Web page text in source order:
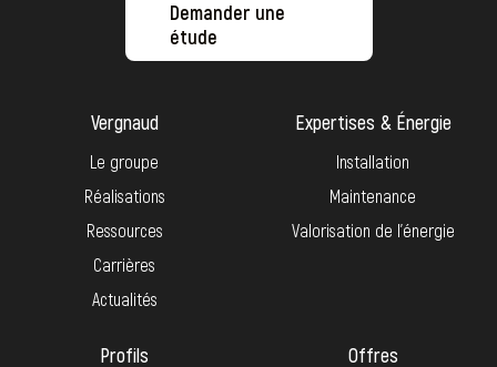
Demander une
étude
Vergnaud
Le groupe
Réalisations
Ressources
Carrières
Actualités
Expertises & Énergie
Installation
Maintenance
Valorisation de l’énergie
Profils Offres